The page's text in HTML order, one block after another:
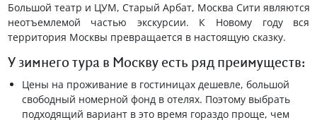
Большой театр и ЦУМ, Старый Арбат, Москва Сити являются
неотъемлемой частью экскурсии. К Новому году вся
территория Москвы превращается в настоящую сказку.
У зимнего тура в Москву есть ряд преимуществ:
Цены на проживание в гостиницах дешевле, большой
свободный номерной фонд в отелях. Поэтому выбрать
подходящий вариант в это время гораздо проще, чем